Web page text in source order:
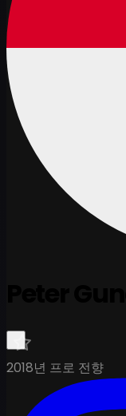
2018년 프로 전향